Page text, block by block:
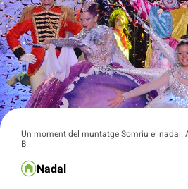
Un moment del muntatge Somriu el nadal.
B.
Nadal